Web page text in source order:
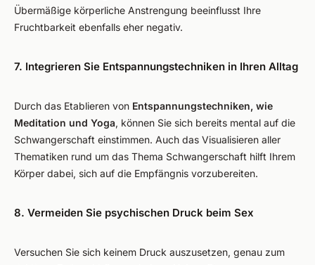
Übermäßige körperliche Anstrengung beeinflusst Ihre
Fruchtbarkeit ebenfalls eher negativ.
7. Integrieren Sie Entspannungstechniken in Ihren Alltag
Durch das Etablieren von Entspannungstechniken, wie
Meditation und Yoga, können Sie sich bereits mental auf die
Schwangerschaft einstimmen. Auch das Visualisieren aller
Thematiken rund um das Thema Schwangerschaft hilft Ihrem
Körper dabei, sich auf die Empfängnis vorzubereiten.
8. Vermeiden Sie psychischen Druck beim Sex
Versuchen Sie sich keinem Druck auszusetzen, genau zum